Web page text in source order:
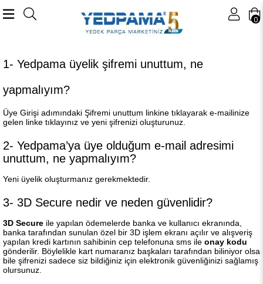
0
1- Yedpama üyelik şifremi unuttum, ne
yapmalıyım?
Üye Girişi adımındaki Şifremi unuttum linkine tıklayarak e-mailinize
gelen linke tıklayınız ve yeni şifrenizi oluşturunuz.
2- Yedpama’ya üye olduğum e-mail adresimi
unuttum, ne yapmalıyım?
Yeni üyelik oluşturmanız gerekmektedir.
3- 3D Secure nedir ve neden güvenlidir?
3D Secure ile yapılan ödemelerde banka ve kullanıcı ekranında,
banka tarafından sunulan özel bir 3D işlem ekranı açılır ve alışveriş
yapılan kredi kartının sahibinin cep telefonuna sms ile onay kodu
gönderilir. Böylelikle kart numaranız başkaları tarafından biliniyor olsa
bile şifrenizi sadece siz bildiğiniz için elektronik güvenliğinizi sağlamış
olursunuz.